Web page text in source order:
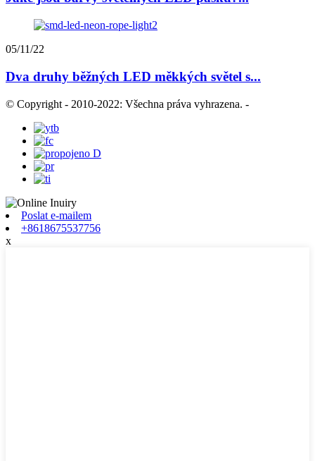
05/11/22
Dva druhy běžných LED měkkých světel s...
© Copyright - 2010-2022: Všechna práva vyhrazena. -
Poslat e-mailem
+8618675537756
x